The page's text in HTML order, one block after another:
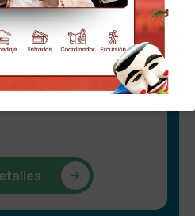
Paz, Uyuni, Potosi y